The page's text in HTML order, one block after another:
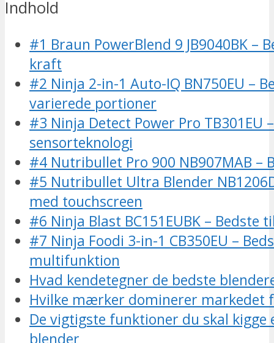
Indhold
#1 Braun PowerBlend 9 JB9040BK –
kraft
#2 Ninja 2-in-1 Auto-IQ BN750EU –
varierede portioner
#3 Ninja Detect Power Pro TB301EU
sensorteknologi
#4 Nutribullet Pro 900 NB907MAB –
#5 Nutribullet Ultra Blender
med touchscreen
#6 Ninja Blast BC151EUBK – Bedste
#7 Ninja Foodi 3-in-1 CB350EU –
multifunktion
Hvad kendetegner de bedste
Hvilke mærker dominerer markedet
De vigtigste funktioner du skal kigge
blender